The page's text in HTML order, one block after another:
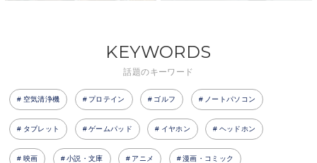
KEYWORDS
話題のキーワード
空気清浄機 プロテイン ゴルフ ノートパソコン
タブレット ゲームパッド イヤホン ヘッドホン
映画 小説・文庫 アニメ 漫画・コミック